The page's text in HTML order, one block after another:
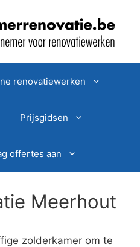
renovatiewerken
Prijsgidsen
offertes aan
Meerhout
zolderkamer om te